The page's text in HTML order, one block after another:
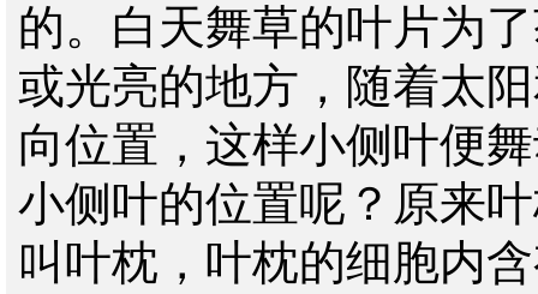
的。白天舞草的叶片为
或光亮的地方，随着太
向位置，这样小侧叶便
小侧叶的位置呢？原来
叫叶枕，叶枕的细胞内